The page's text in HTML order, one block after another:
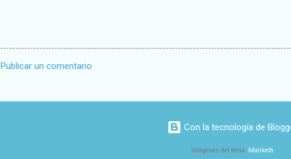
Publicar un comentario
Con la tecnología de
Imágenes del tema: Maliketh